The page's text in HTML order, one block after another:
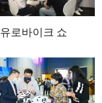
유로바이크 쇼